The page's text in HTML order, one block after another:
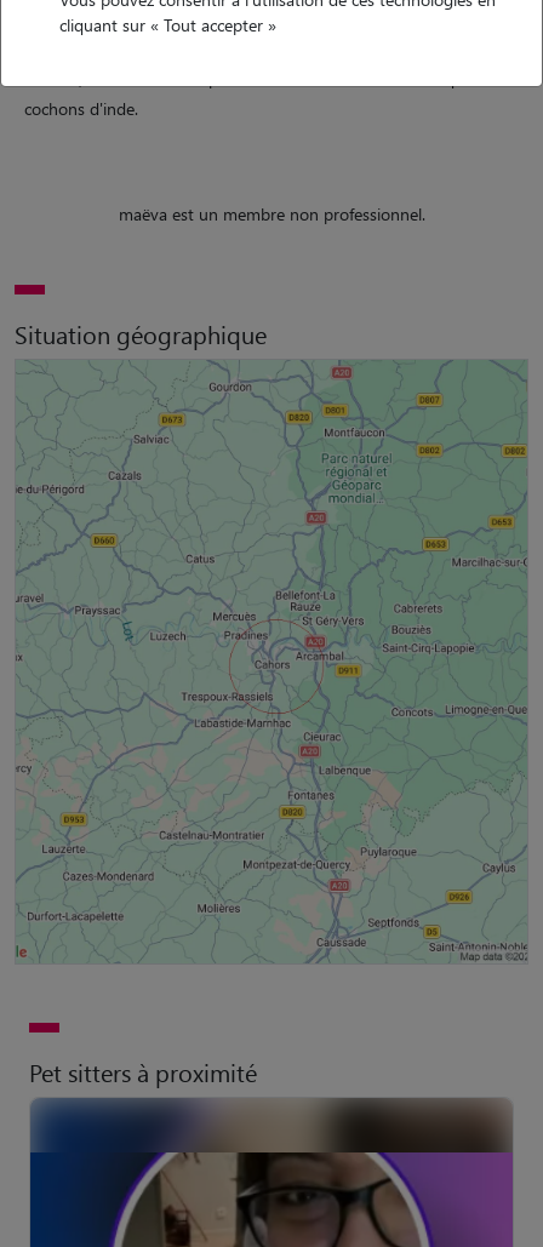
promener son chien. j en ai eu plusieurs moi même depuis petite. j'ai
cochons d'inde.
maëva est un membre non professionnel.
Situation géographique
Pet sitters à proximité
cliquant sur « Tout accepter »